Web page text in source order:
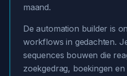
maand.
De automation builder is
workflows in gedachten.
sequences bouwen die
zoekgedrag, boekingen